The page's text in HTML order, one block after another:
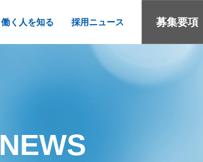
働く人を知る 採用ニュース 募集要項
NEWS